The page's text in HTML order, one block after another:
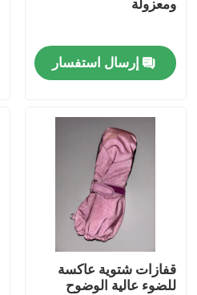
اتصل بنا
جميع القضايا
طلب اقتباس
نسيج عاكس
ومعزولة
إرسال استفسار
قفازات شتوية عاكسة
للضوء عالية الوضوح